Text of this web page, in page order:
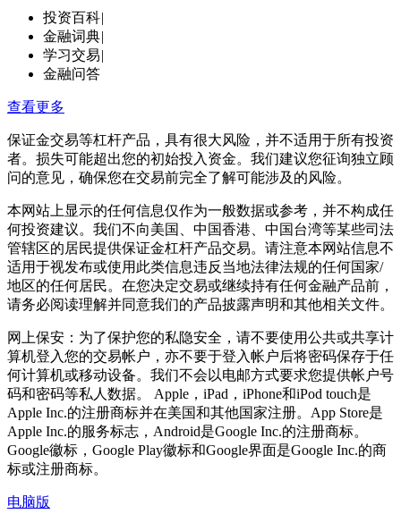
投资百科|
金融词典|
学习交易|
金融问答
查看更多
保证金交易等杠杆产品，具有很大风险，并不适用于所有投资
者。损失可能超出您的初始投入资金。我们建议您征询独立顾
问的意见，确保您在交易前完全了解可能涉及的风险。
本网站上显示的任何信息仅作为一般数据或参考，并不构成任
何投资建议。我们不向美国、中国香港、中国台湾等某些司法
管辖区的居民提供保证金杠杆产品交易。请注意本网站信息不
适用于视发布或使用此类信息违反当地法律法规的任何国家/
地区的任何居民。在您决定交易或继续持有任何金融产品前，
请务必阅读理解并同意我们的产品披露声明和其他相关文件。
网上保安：为了保护您的私隐安全，请不要使用公共或共享计
算机登入您的交易帐户，亦不要于登入帐户后将密码保存于任
何计算机或移动设备。我们不会以电邮方式要求您提供帐户号
码和密码等私人数据。 Apple，iPad，iPhone和iPod touch是
Apple Inc.的注册商标并在美国和其他国家注册。App Store是
Apple Inc.的服务标志，Android是Google Inc.的注册商标。
Google徽标，Google Play徽标和Google界面是Google Inc.的商
标或注册商标。
电脑版